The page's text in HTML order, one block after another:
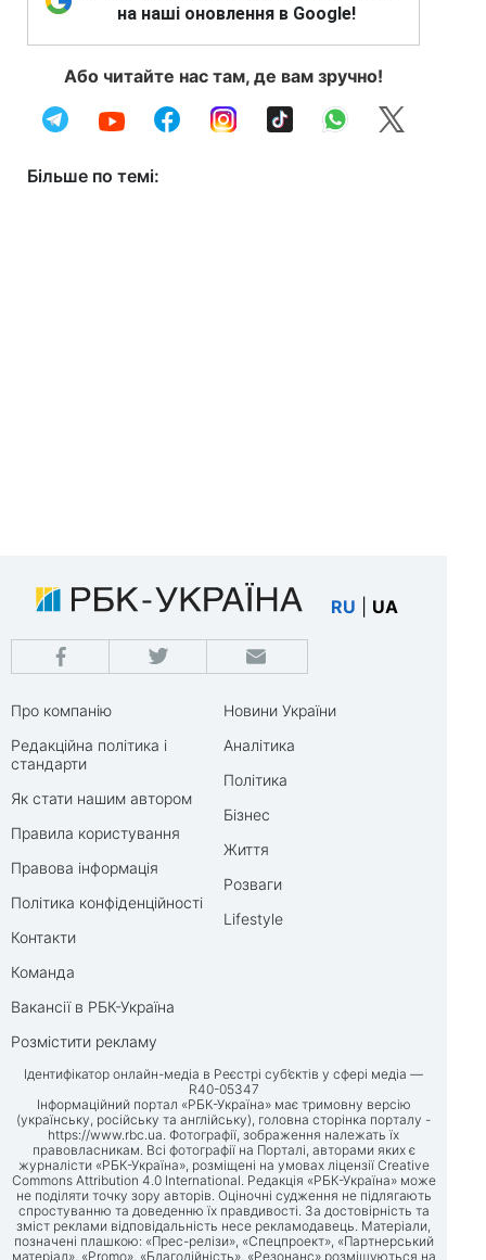
на наші оновлення в Google!
Або читайте нас там, де вам зручно!
Більше по темі:
RU UA
Про компанію
Редакційна політика і
стандарти
Як стати нашим автором
Правила користування
Правова інформація
Політика конфіденційності
Контакти
Команда
Вакансії в РБК-Україна
Розмістити рекламу
Новини України
Аналітика
Політика
Бізнес
Життя
Розваги
Lifestyle
Ідентифікатор онлайн-медіа в Реєстрі суб’єктів у сфері медіа —
R40-05347
Інформаційний портал «РБК-Україна» має тримовну версію
(українську, російську та англійську), головна сторінка порталу -
https://www.rbc.ua. Фотографії, зображення належать їх
правовласникам. Всі фотографії на Порталі, авторами яких є
журналісти «РБК-Україна», розміщені на умовах ліцензії Creative
Commons Attribution 4.0 International. Редакція «РБК-Україна» може
не поділяти точку зору авторів. Оціночні судження не підлягають
спростуванню та доведенню їх правдивості. За достовірність та
зміст реклами відповідальність несе рекламодавець. Матеріали,
позначені плашкою: «Прес-релізи», «Спецпроект», «Партнерський
матеріал», «Promo», «Благодійність», «Резонанс» розміщуються на